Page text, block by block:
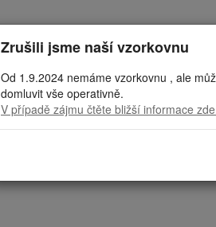
Zrušili jsme naší vzorkovnu
Od 1.9.2024 nemáme vzorkovnu , ale
domluvit vše operativně.
V případě zájmu čtěte bližší informace